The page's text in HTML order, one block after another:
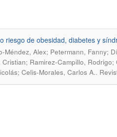
riesgo de obesidad, diabetes y
Alex; Petermann, Fanny;
Ramirez-Campillo,
Celis-Morales, Carlos A..